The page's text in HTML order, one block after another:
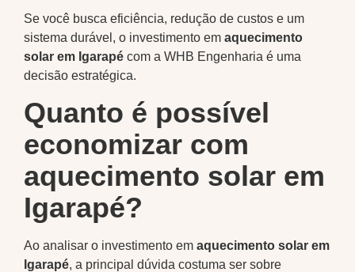
Se você busca eficiência, redução de custos e um
sistema durável, o investimento em aquecimento
solar em Igarapé com a WHB Engenharia é uma
decisão estratégica.
Quanto é possível
economizar com
aquecimento solar em
Igarapé?
Ao analisar o investimento em aquecimento solar em
Igarapé, a principal dúvida costuma ser sobre